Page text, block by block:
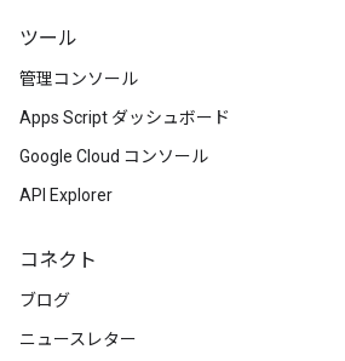
ツール
管理コンソール
Apps Script ダッシュボード
Google Cloud コンソール
API Explorer
コネクト
ブログ
ニュースレター